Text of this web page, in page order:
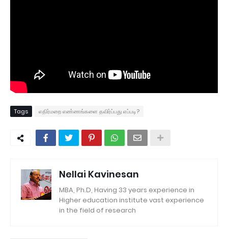
Tags எதிர்மறை எண்ணங்களை தவிர்ப்பது எப்படி?
Nellai Kavinesan
MBA, Ph.D, Having 33 years experience in
Higher education institute vast experience
in the field of research